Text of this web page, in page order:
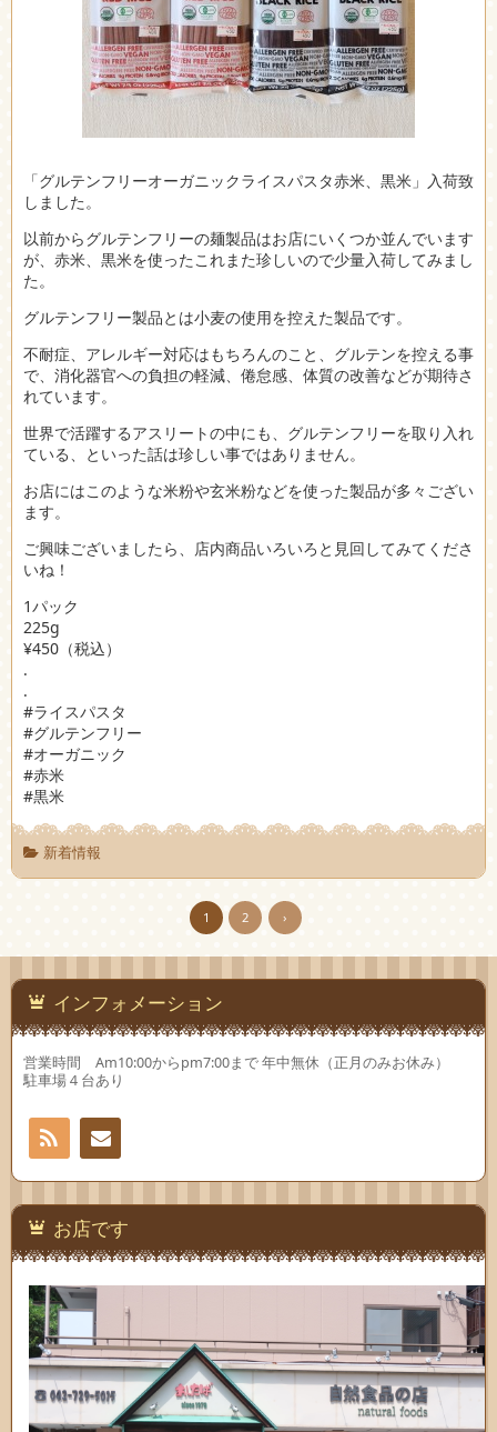
「グルテンフリーオーガニックライスパスタ赤米、黒米」入荷致
しました。
以前からグルテンフリーの麺製品はお店にいくつか並んでいます
が、赤米、黒米を使ったこれまた珍しいので少量入荷してみまし
た。
グルテンフリー製品とは小麦の使用を控えた製品です。
不耐症、アレルギー対応はもちろんのこと、グルテンを控える事
で、消化器官への負担の軽減、倦怠感、体質の改善などが期待さ
れています。
世界で活躍するアスリートの中にも、グルテンフリーを取り入れ
ている、といった話は珍しい事ではありません。
お店にはこのような米粉や玄米粉などを使った製品が多々ござい
ます。
ご興味ございましたら、店内商品いろいろと見回してみてくださ
いね！
1パック
225g
¥450（税込）
.
.
#ライスパスタ
#グルテンフリー
#オーガニック
#赤米
#黒米
新着情報
1 2 ›
インフォメーション
営業時間 Am10:00からpm7:00まで 年中無休（正月のみお休み）
駐車場４台あり
お問
い合
わせ
お店です